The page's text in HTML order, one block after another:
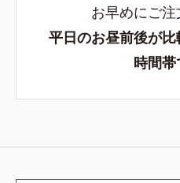
お早めにご注
平日のお昼前後が
時間帯